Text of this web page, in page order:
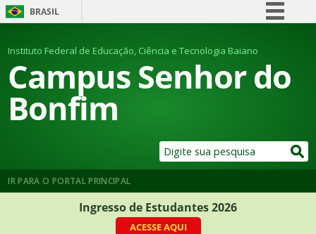
BRASIL
Comunica BR
Participe
Instituto Federal de Educação, Ciência e Tecnologia Baiano
Campus Senhor do
Bonfim
IR PARA O PORTAL PRINCIPAL
Ingresso de Estudantes 2026
ACESSE AQUI